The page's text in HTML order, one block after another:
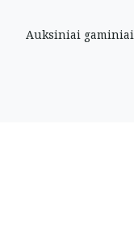
Auksiniai gaminiai